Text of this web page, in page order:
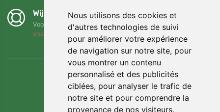
Nous utilisons des cookies et
d'autres technologies de suivi
pour améliorer votre expérience
de navigation sur notre site, pour
vous montrer un contenu
personnalisé et des publicités
ciblées, pour analyser le trafic de
notre site et pour comprendre la
provenance de nos visiteurs.
Wij steunen Trees.org
Voor elke bestelling planten we een boom! Lees meer
ons